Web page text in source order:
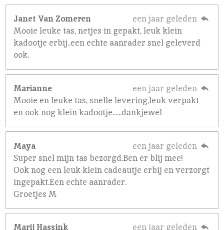
Janet Van Zomeren
een jaar geleden
Mooie leuke tas, netjes in gepakt, leuk klein
kadootje erbij..een echte aanrader snel geleverd
ook.
Marianne
een jaar geleden
Mooie en leuke tas, snelle levering,leuk verpakt
en ook nog klein kadootje......dankjewel
Maya
een jaar geleden
Super snel mijn tas bezorgd.Ben er blij mee!
Ook nog een leuk klein cadeautje erbij en verzorgt
ingepakt.Een echte aanrader.
Groetjes M
Marij Hassink een jaar geleden